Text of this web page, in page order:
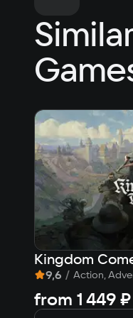
Клавиатура,
Similar
Kingdom
9,6 / Action,
from 1 449 ₽